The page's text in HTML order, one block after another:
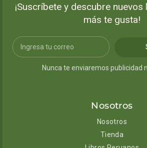
¡Suscríbete y descubre
más te gusta!
Nunca te enviaremos publicidad
Nosotros
Nosotros
Tienda